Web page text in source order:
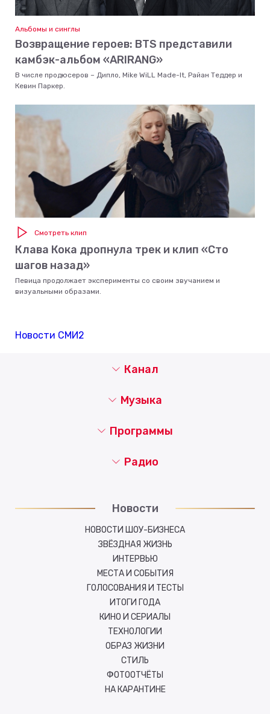
Альбомы и синглы
Возвращение героев: BTS представили
камбэк-альбом «ARIRANG»
В числе продюсеров – Дипло, Mike WiLL Made-It, Райан Теддер и
Кевин Паркер.
Смотреть клип
Клава Кока дропнула трек и клип «Сто
шагов назад»
Певица продолжает эксперименты со своим звучанием и
визуальными образами.
Новости СМИ2
Канал
Музыка
Новости
НОВОСТИ ШОУ-БИЗНЕСА
ЗВЁЗДНАЯ ЖИЗНЬ
ИНТЕРВЬЮ
МЕСТА И СОБЫТИЯ
ГОЛОСОВАНИЯ И ТЕСТЫ
ИТОГИ ГОДА
КИНО И СЕРИАЛЫ
ТЕХНОЛОГИИ
ОБРАЗ ЖИЗНИ
СТИЛЬ
ФОТООТЧЁТЫ
НА КАРАНТИНЕ
Программы
Радио